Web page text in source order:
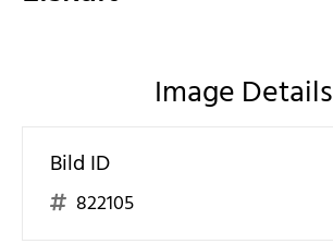
Image Details
Bild ID
822105